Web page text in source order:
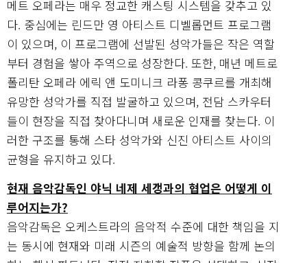
메트 오페라는 매우 정교한 캐스팅 시스템을 갖추고 있
다. 중심에는 린드만 영 아티스트 디벨롭먼트 프로그램
이 있으며, 이 프로그램에 선발된 성악가들은 작은 역할
부터 경험을 쌓아 주역으로 성장한다. 또한, 매년 메트로
폴리탄 오페라 에릭 앤 도미니크 라퐁 콩쿠르를 개최해
유망한 성악가를 직접 발굴하고 있으며, 전담 스카우터
들이 현장을 직접 찾아다니며 새로운 인재를 찾는다. 이
러한 구조를 통해 스타 성악가와 신진 아티스트 사이의
균형을 유지하고 있다.
현재 음악감독인 야닉 네제 세갱과의 협업은 어떻게 이
루어지는가?
음악감독은 오케스트라의 음악적 수준에 대한 책임을 지
는 동시에 현재와 미래 시즌의 예술적 방향을 함께 논의